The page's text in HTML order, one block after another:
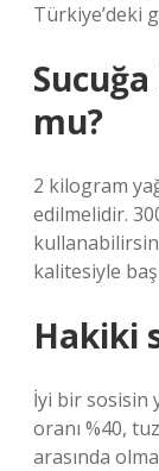
Türkiye’deki
mu?
2 kilogram
edilmelidir.
kalitesiyle
Hakiki
İyi bir sosisin
oranı %40,
arasında